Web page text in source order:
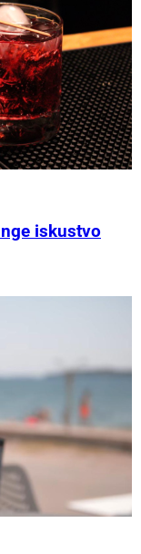
iskustvo